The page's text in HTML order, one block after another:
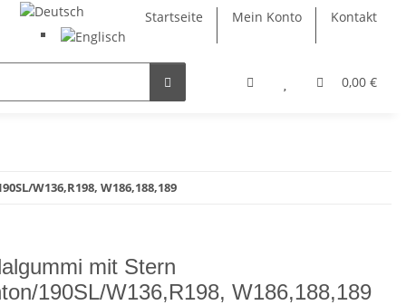
Startseite Mein Konto Kontakt
0,00 €
W136,R198, W186,188,189
mit Stern
190SL/W136,R198, W186,188,189